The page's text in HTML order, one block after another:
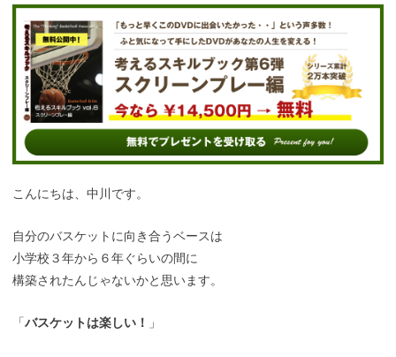
こんにちは、中川です。
自分のバスケットに向き合うベースは
小学校３年から６年ぐらいの間に
構築されたんじゃないかと思います。
「バスケットは楽しい！ 」